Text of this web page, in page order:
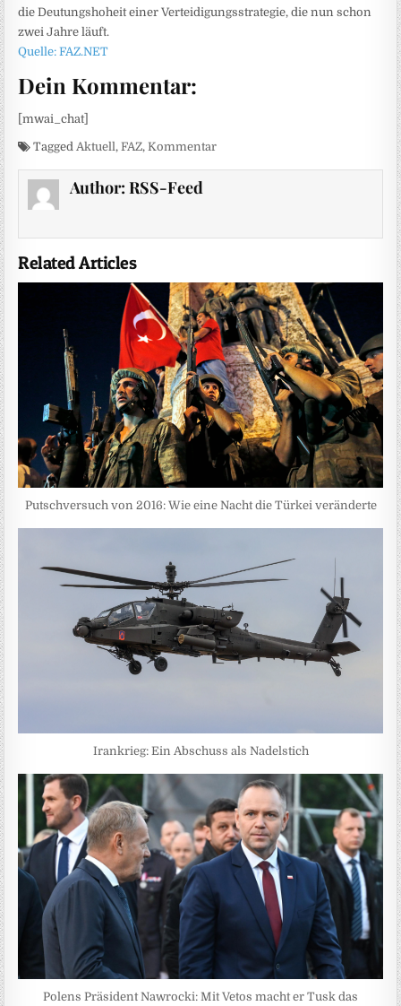
die Deutungshoheit einer Verteidigungsstrategie, die nun schon
zwei Jahre läuft.
Quelle: FAZ.NET
Dein Kommentar:
[mwai_chat]
Tagged Aktuell,FAZ,Kommentar
Author: RSS-Feed
Related Articles
Putschversuch von 2016: Wie eine Nacht die Türkei veränderte
Irankrieg: Ein Abschuss als Nadelstich
Polens Präsident Nawrocki: Mit Vetos macht er Tusk das